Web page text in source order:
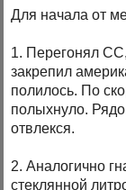
Для начала от
1. Перегонял
закрепил
полилось. По
полыхнуло.
отвлекся.
2. Аналогично
стеклянной